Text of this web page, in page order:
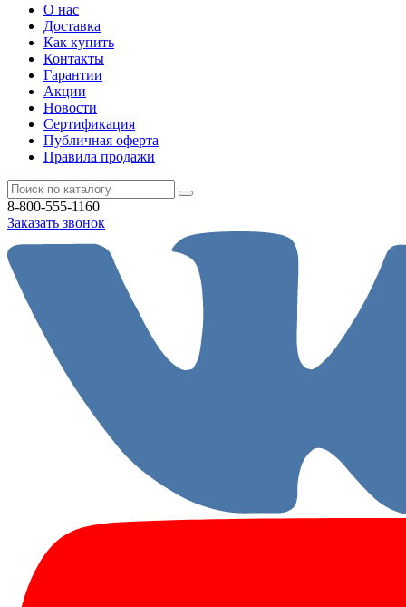
О нас
Доставка
Как купить
Контакты
Гарантии
Акции
Новости
Cертификация
Публичная оферта
Правила продажи
8-800-555-1160
Заказать звонок